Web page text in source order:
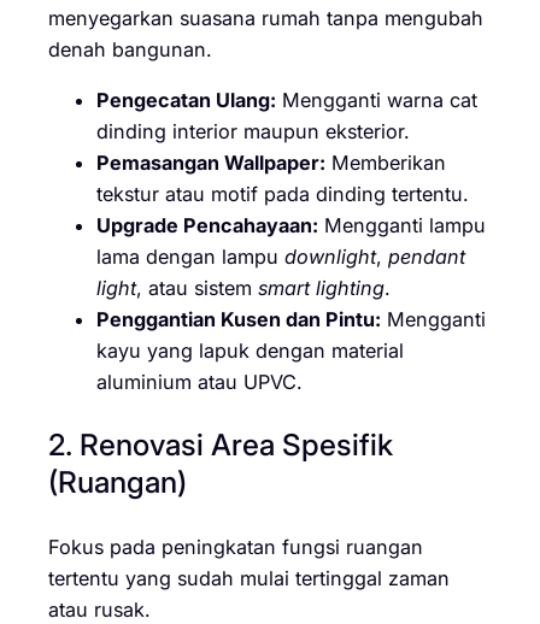
menyegarkan suasana rumah tanpa mengubah
denah bangunan.
Pengecatan Ulang: Mengganti warna cat
dinding interior maupun eksterior.
Pemasangan Wallpaper: Memberikan
tekstur atau motif pada dinding tertentu.
Upgrade Pencahayaan: Mengganti lampu
lama dengan lampu downlight, pendant
light, atau sistem smart lighting.
Penggantian Kusen dan Pintu: Mengganti
kayu yang lapuk dengan material
aluminium atau UPVC.
2. Renovasi Area Spesifik
(Ruangan)
Fokus pada peningkatan fungsi ruangan
tertentu yang sudah mulai tertinggal zaman
atau rusak.